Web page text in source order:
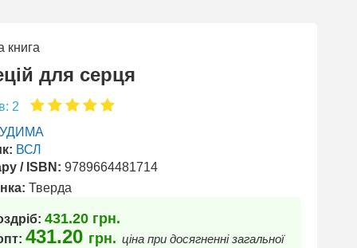
книга
для серця
2
ВСЛ
/ ISBN: 9789664481714
Тверда
431.20 грн.
431.20 грн. ціна при досягненні загальної